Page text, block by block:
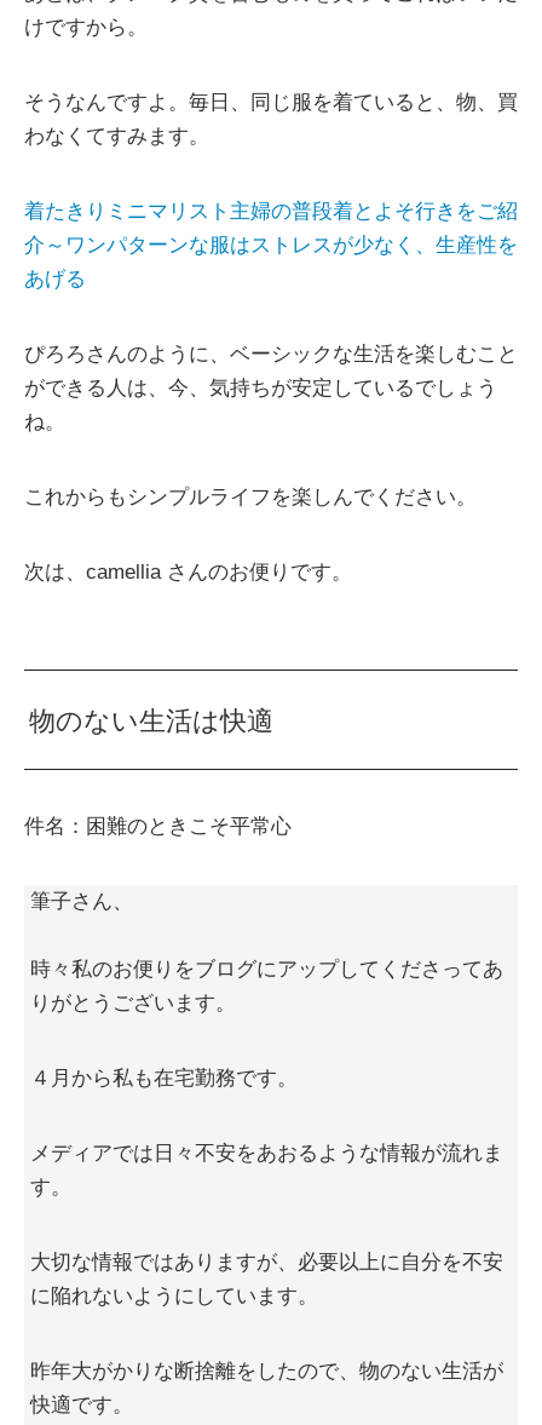
けですから。
そうなんですよ。毎日、同じ服を着ていると、物、買
わなくてすみます。
着たきりミニマリスト主婦の普段着とよそ行きをご紹
介～ワンパターンな服はストレスが少なく、生産性を
あげる
ぴろろさんのように、ベーシックな生活を楽しむこと
ができる人は、今、気持ちが安定しているでしょう
ね。
これからもシンプルライフを楽しんでください。
次は、camellia さんのお便りです。
物のない生活は快適
件名：困難のときこそ平常心
筆子さん、
時々私のお便りをブログにアップしてくださってあ
りがとうございます。
４月から私も在宅勤務です。
メディアでは日々不安をあおるような情報が流れま
す。
大切な情報ではありますが、必要以上に自分を不安
に陥れないようにしています。
昨年大がかりな断捨離をしたので、物のない生活が
快適です。